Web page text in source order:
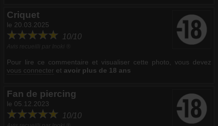
Criquet
le 20.03.2025
10/10
Pour lire ce commentaire et visualiser cette photo, vous devez
vous connecter et avoir plus de 18 ans
Fan de piercing
le 05.12.2023
10/10